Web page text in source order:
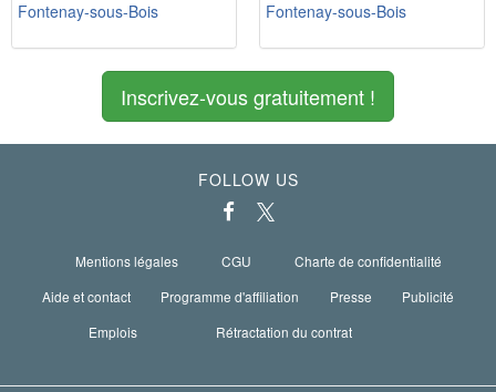
Fontenay-sous-Bois
Fontenay-sous-Bois
Inscrivez-vous gratuitement !
FOLLOW US
Mentions légales CGU
Charte de confidentialité
Aide et contact
Programme d'affiliation Presse
Publicité
Emplois
Rétractation du contrat